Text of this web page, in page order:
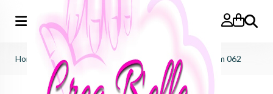
Zoeken
Home f.o.x nails>SHOT Spectrum SHOT Spectrum 062